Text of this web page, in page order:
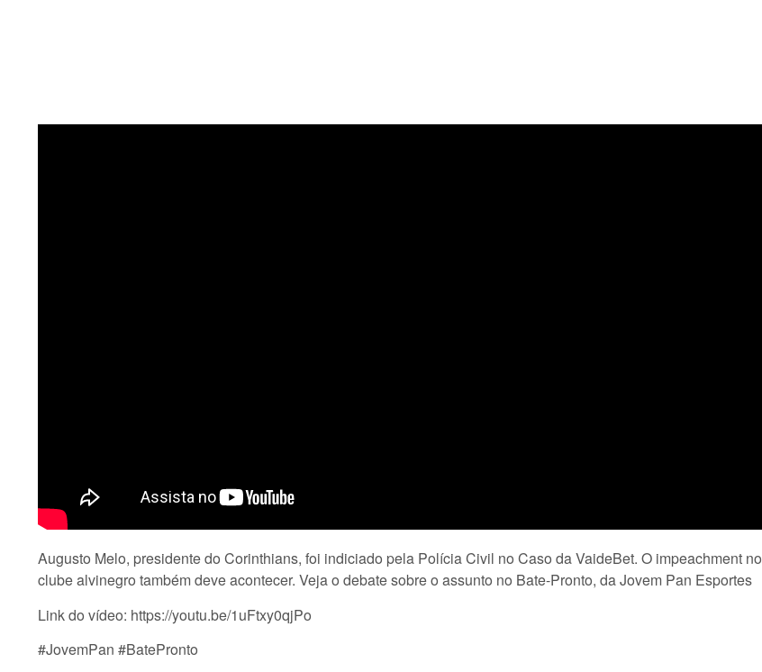
Augusto Melo, presidente do Corinthians, foi indiciado pela Polícia Civil no Caso da VaideBet. O impeachment no
clube alvinegro também deve acontecer. Veja o debate sobre o assunto no Bate-Pronto, da Jovem Pan Esportes
Link do vídeo: https://youtu.be/1uFtxy0qjPo
#JovemPan #BatePronto